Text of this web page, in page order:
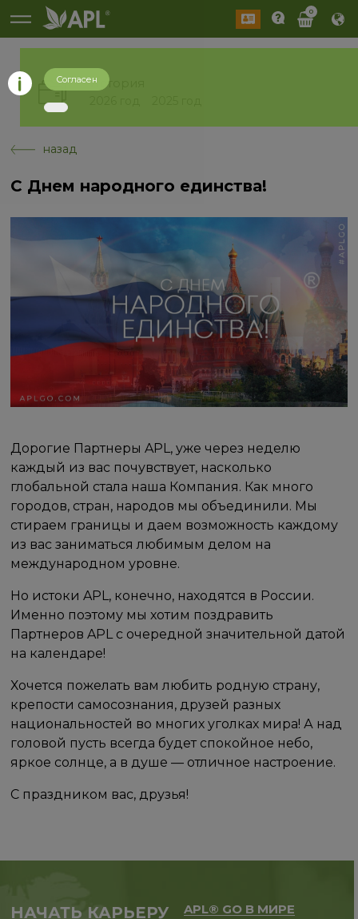
0
История
назад
С Днем народного единства!
Дорогие Партнеры APL, уже через неделю
каждый из вас почувствует, насколько
глобальной стала наша Компания. Как много
городов, стран, народов мы объединили. Мы
стираем границы и даем возможность каждому
из вас заниматься любимым делом на
международном уровне.
Но истоки APL, конечно, находятся в России.
Именно поэтому мы хотим поздравить
Партнеров APL с очередной значительной датой
на календаре!
Хочется пожелать вам любить родную страну,
крепости самосознания, друзей разных
национальностей во многих уголках мира! А над
головой пусть всегда будет спокойное небо,
яркое солнце, а в душе — отличное настроение.
С праздником вас, друзья!
НАЧАТЬ КАРЬЕРУ
APL® GO В МИРЕ
Согласен